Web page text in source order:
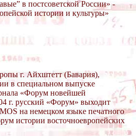
в постсоветской России» -
истории и культуры»
г. Айхштетт (Бавария),
в специальном выпуске
«Форум новейшей
г. русский «Форум» выходит
на немецком языке печатного
истории восточноевропейских